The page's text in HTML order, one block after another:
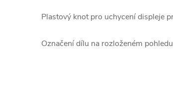
Plastový knot pro uchycení displeje
Označení dílu na rozloženém